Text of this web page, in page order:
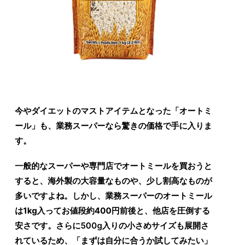
今やダイエットのマストアイテムとなった「オートミ
ール」も、業務スーパーなら驚きの価格で手に入りま
す。
一般的なスーパーや専門店でオートミールを買おうと
すると、海外製の大容量なものや、少し割高なものが
多いですよね。しかし、業務スーパーのオートミール
は1kg入ってお値段約400円前後と、他店を圧倒する
安さです。さらに500g入りの小さめサイズも展開さ
れているため、「まずは自分に合うか試してみたい」